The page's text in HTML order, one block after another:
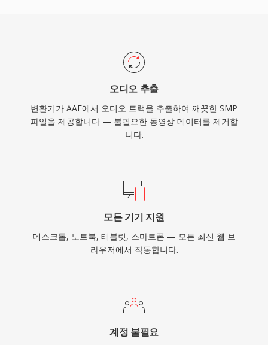
오디오 추출
변환기가 AAF에서 오디오 트랙을 추출하여 깨끗한 SMP
파일을 제공합니다 — 불필요한 동영상 데이터를 제거합
니다.
모든 기기 지원
데스크톱, 노트북, 태블릿, 스마트폰 — 모든 최신 웹 브
라우저에서 작동합니다.
계정 불필요